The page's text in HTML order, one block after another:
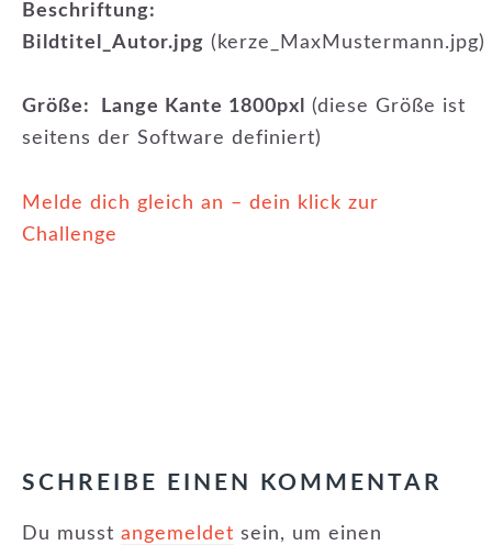
Beschriftung:
Bildtitel_Autor.jpg (kerze_MaxMustermann.jpg)
Größe: Lange Kante 1800pxl
(diese Größe ist
seitens der Software definiert)
Melde dich gleich an – dein klick zur
Challenge
SCHREIBE EINEN KOMMENTAR
Du musst angemeldet sein, um einen